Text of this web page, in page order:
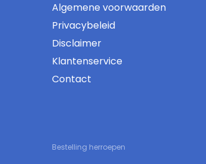
Algemene voorwaarden
Privacybeleid
Disclaimer
Klantenservice
Contact
Bestelling herroepen